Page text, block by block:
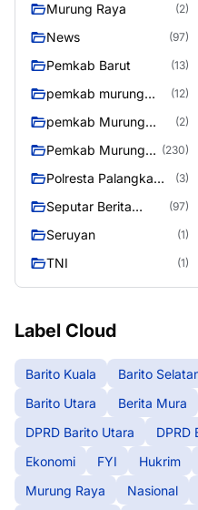
Murung Raya (2)
News (97)
Pemkab Barut (13)
pemkab murung
(12)
pemkab Murung
(2)
Pemkab Murung
(230)
Polresta Palangka
(3)
Seputar Berita
(97)
Seruyan (1)
TNI (1)
Label Cloud
Barito Kuala Barito
Barito Utara
Berita Mura
DPRD Barito Utara
DPRD
Ekonomi
FYI Hukrim
Murung Raya
Nasional